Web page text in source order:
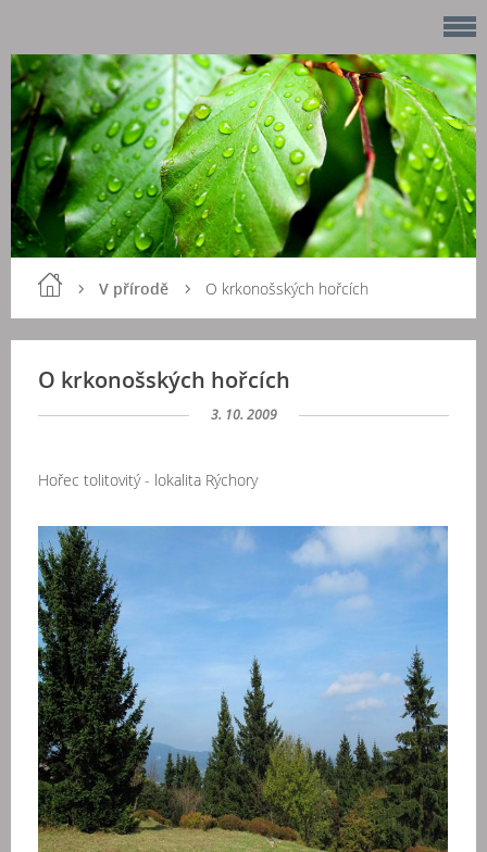
V přírodě O krkonošských hořcích
O krkonošských hořcích
3. 10. 2009
Hořec tolitovitý - lokalita Rýchory